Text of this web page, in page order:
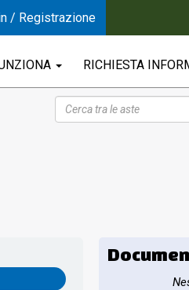
RICHIESTA
/ Registrazione